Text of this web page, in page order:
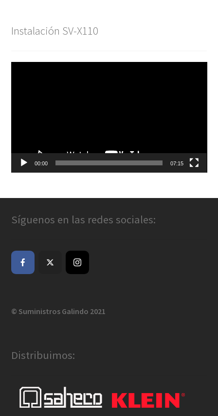
Instalación SV-X110
00:00 07:15
Síguenos en las redes sociales:
© Suministros Galindo 2021
Distribuimos: